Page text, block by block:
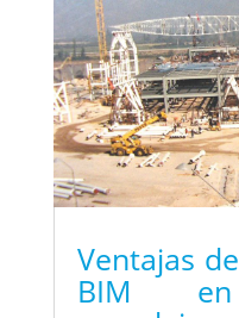
Ventajas
BIM en